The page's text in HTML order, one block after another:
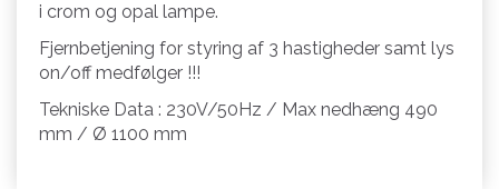
i crom og opal lampe.
Fjernbetjening for styring af 3 hastigheder samt lys
on/off medfølger !!!
Tekniske Data : 230V/50Hz / Max nedhæng 490
mm / Ø 1100 mm